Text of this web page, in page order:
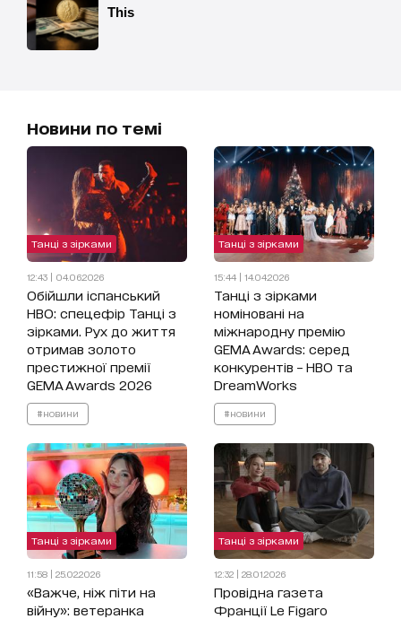
Новини по темі
Танці з зірками
12:43 | 04.06.2026
Обійшли іспанський
HBO: спецефір Танці з
зірками. Рух до життя
отримав золото
престижної премії
GEMA Awards 2026
#новини
Танці з зірками
15:44 | 14.04.2026
Танці з зірками
номіновані на
міжнародну премію
GEMA Awards: серед
конкурентів – HBO та
DreamWorks
#новини
Танці з зірками
11:58 | 25.02.2026
«Важче, ніж піти на
війну»: ветеранка
Танці з зірками
12:32 | 28.01.2026
Провідна газета
Франції Le Figaro